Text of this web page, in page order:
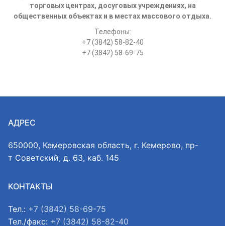
торговых центрах, досуговых учреждениях, на
общественных объектах и в местах массового отдыха.
Телефоны:
+7 (3842) 58-82-40
+7 (3842) 58-69-75
АДРЕС
650000, Кемеровская область, г. Кемерово, пр-
т Советский, д. 63, каб. 145
КОНТАКТЫ
Тел.: +7 (3842) 58-69-75
Тел./факс: +7 (3842) 58-82-40